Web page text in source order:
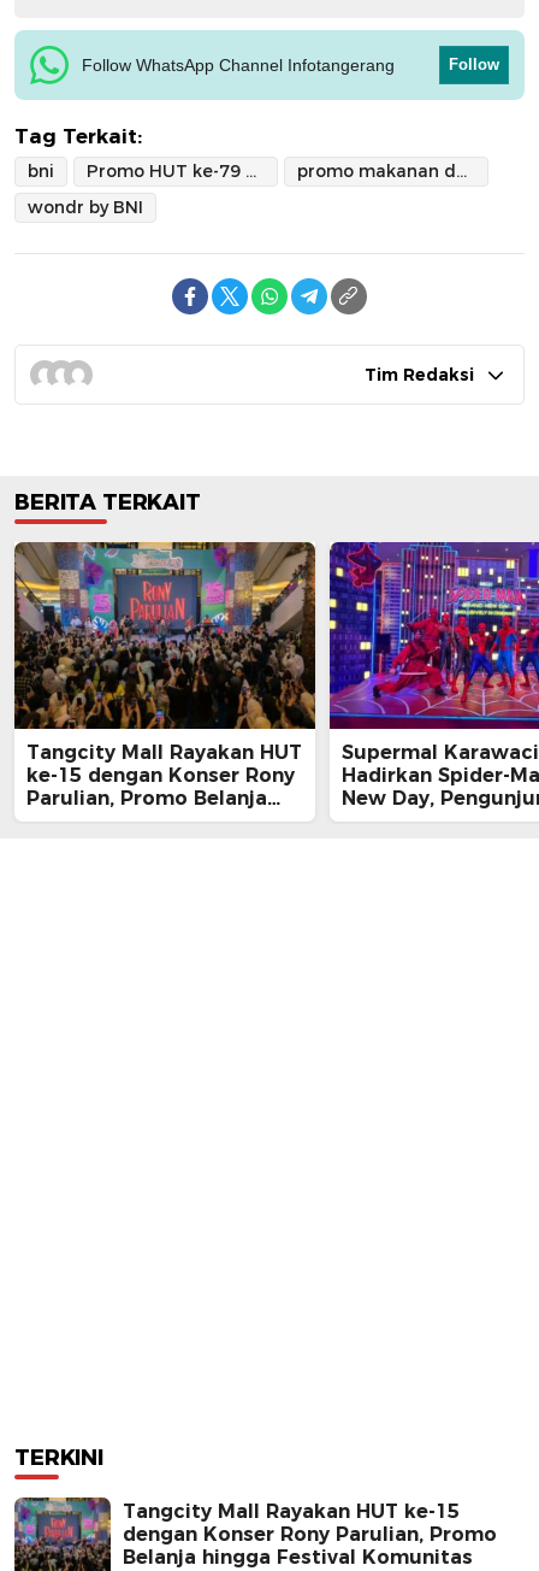
Follow WhatsApp Channel Infotangerang Follow
Tag Terkait:
bni Promo HUT ke-79 BNI
promo makanan dan minuman
wondr by BNI
Tim Redaksi
BERITA TERKAIT
Tangcity Mall Rayakan HUT
ke-15 dengan Konser Rony
Parulian, Promo Belanja
hingga Festival Komunitas
Supermal Karawaci
Hadirkan Spider-
New Day,
Main, Bertemu
TERKINI
Tangcity Mall Rayakan HUT ke-15
dengan Konser Rony Parulian, Promo
Belanja hingga Festival Komunitas